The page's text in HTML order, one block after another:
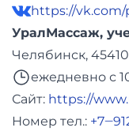
https://vk.com/
УралМассаж,
Челябинск,
ежедневно с
Сайт: https://
Номер тел.: